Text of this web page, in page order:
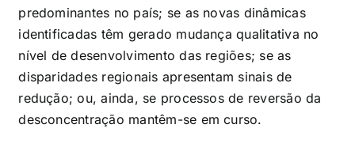
predominantes no país; se as novas dinâmicas
identificadas têm gerado mudança qualitativa no
nível de desenvolvimento das regiões; se as
disparidades regionais apresentam sinais de
redução; ou, ainda, se processos de reversão da
desconcentração mantêm-se em curso.